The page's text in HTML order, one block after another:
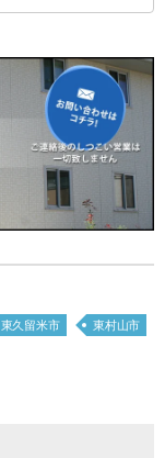
東久留米市 東村山市